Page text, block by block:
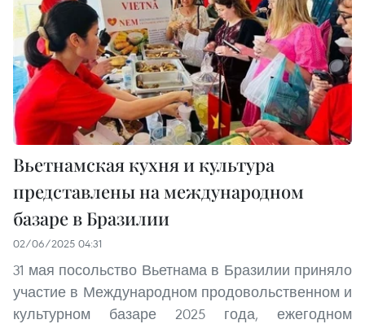
Вьетнамская кухня и культура
представлены на международном
базаре в Бразилии
02/06/2025 04:31
31 мая посольство Вьетнама в Бразилии приняло
участие в Международном продовольственном и
культурном базаре 2025 года, ежегодном